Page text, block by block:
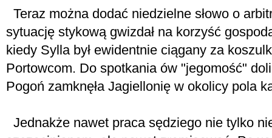
Teraz można dodać niedzielne słowo o
sytuację stykową gwizdał na korzyść
kiedy Sylla był ewidentnie ciągany za
Portowcom. Do spotkania ów "jegomość"
Pogoń zamknęła Jagiellonię w okolicy pola
Jednakże nawet praca sędziego nie tylko